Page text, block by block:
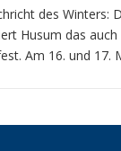
des Winters:
Husum das
Am 16. und 17.